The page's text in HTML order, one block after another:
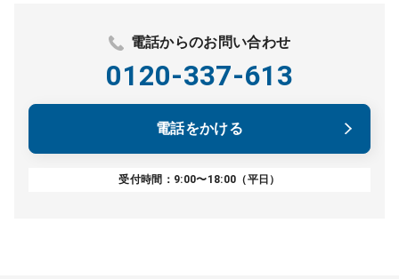
電話からのお問い合わせ
0120-337-613
電話をかける
受付時間：9:00〜18:00（平日）